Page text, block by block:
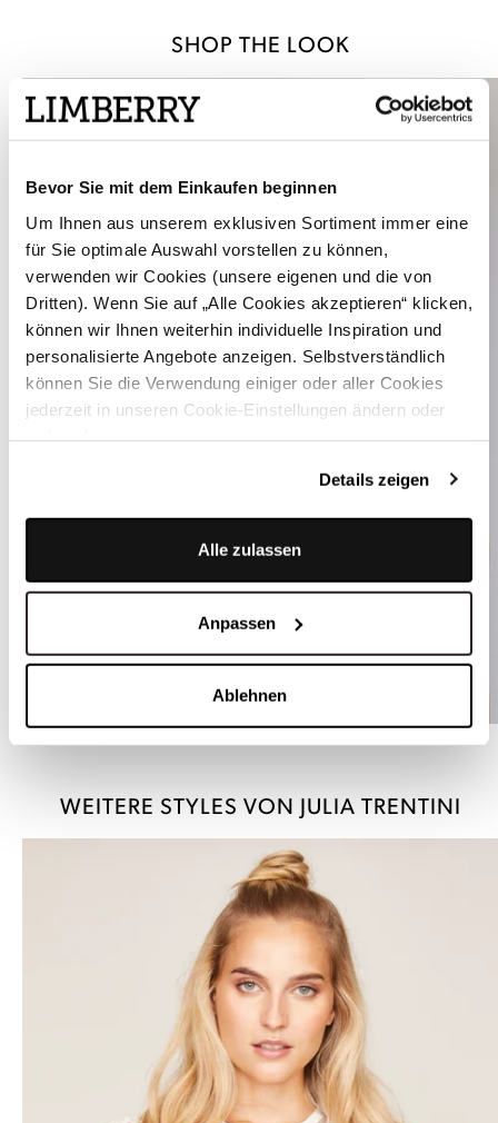
Bevor Sie mit dem Einkaufen beginnen
Um Ihnen aus unserem exklusiven Sortiment immer eine
für Sie optimale Auswahl vorstellen zu können,
verwenden wir Cookies (unsere eigenen und die von
Dritten). Wenn Sie auf „Alle Cookies akzeptieren“ klicken,
können wir Ihnen weiterhin individuelle Inspiration und
personalisierte Angebote anzeigen. Selbstverständlich
können Sie die Verwendung einiger oder aller Cookies
jederzeit in unseren Cookie-Einstellungen ändern oder
Details zeigen
Alle zulassen
Anpassen
Ablehnen
SHOP THE LOOK
WEITERE STYLES VON JULIA TRENTINI